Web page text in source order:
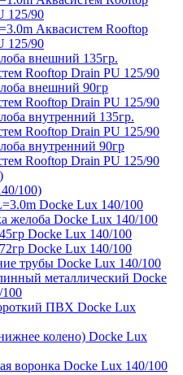
125/90
Аквасистем Rooftop
125/90
внешний 135гр.
Rooftop Drain PU 125/90
внешний 90гр
Rooftop Drain PU 125/90
внутренний 135гр.
Rooftop Drain PU 125/90
внутренний 90гр
Rooftop Drain PU 125/90
100)
Docke Lux 140/100
желоба Docke Lux 140/100
Docke Lux 140/100
Docke Lux 140/100
трубы Docke Lux 140/100
металлический Docke
ПВХ Docke Lux
колено) Docke Lux
воронка Docke Lux 140/100